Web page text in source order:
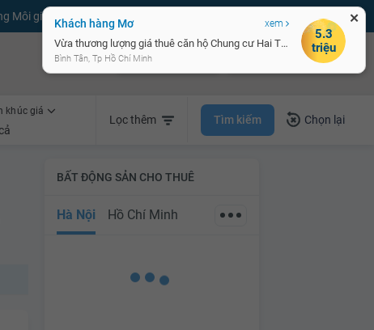
Môi giới bPRO
Bán nhà nhanh Cho thuê nhà nhanh
khúc giá
Lọc thêm Tìm kiếm Chọn lại
BẤT ĐỘNG SẢN CHO THUÊ
Hà Nội Hồ Chí Minh
✕
Khách hàng Mơ xem
Vừa thương lượng giá thuê căn hộ Chung cư Hai Thành
Bình Tân, Tp Hồ Chí Minh
5.3
triệu